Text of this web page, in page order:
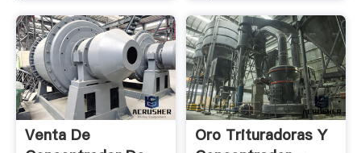
Venta De
Oro Trituradoras Y